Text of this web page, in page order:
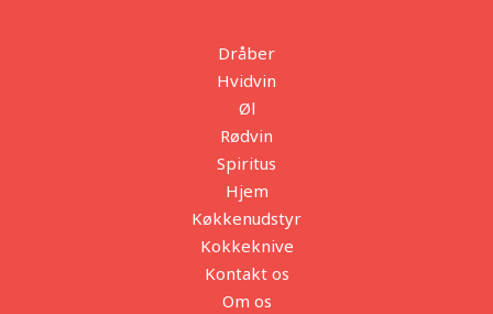
Dråber
Hvidvin
Øl
Rødvin
Spiritus
Hjem
Køkkenudstyr
Kokkeknive
Kontakt os
Om os